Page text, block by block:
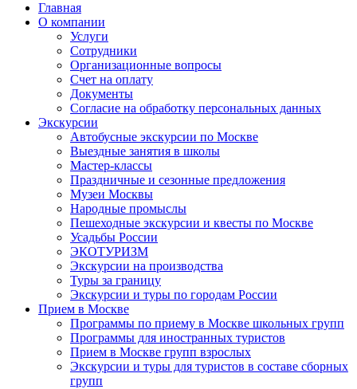
Главная
О компании
Услуги
Сотрудники
Организационные вопросы
Счет на оплату
Документы
Согласие на обработку персональных данных
Экскурсии
Автобусные экскурсии по Москве
Выездные занятия в школы
Мастер-классы
Праздничные и сезонные предложения
Музеи Москвы
Народные промыслы
Пешеходные экскурсии и квесты по Москве
Усадьбы России
ЭКОТУРИЗМ
Экскурсии на производства
Туры за границу
Экскурсии и туры по городам России
Прием в Москве
Программы по приему в Москве школьных групп
Программы для иностранных туристов
Прием в Москве групп взрослых
Экскурсии и туры для туристов в составе сборных
групп